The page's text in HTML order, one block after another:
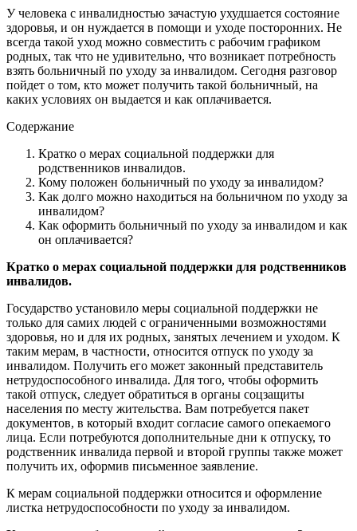
У человека с инвалидностью зачастую ухудшается состояние
здоровья, и он нуждается в помощи и уходе посторонних. Не
всегда такой уход можно совместить с рабочим графиком
родных, так что не удивительно, что возникает потребность
взять больничный по уходу за инвалидом. Сегодня разговор
пойдет о том, кто может получить такой больничный, на
каких условиях он выдается и как оплачивается.
Содержание
Кратко о мерах социальной поддержки для
родственников инвалидов.
Кому положен больничный по уходу за инвалидом?
Как долго можно находиться на больничном по уходу за
инвалидом?
Как оформить больничный по уходу за инвалидом и как
он оплачивается?
Кратко о мерах социальной поддержки для родственников
инвалидов.
Государство установило меры социальной поддержки не
только для самих людей с ограниченными возможностями
здоровья, но и для их родных, занятых лечением и уходом. К
таким мерам, в частности, относится отпуск по уходу за
инвалидом. Получить его может законный представитель
нетрудоспособного инвалида. Для того, чтобы оформить
такой отпуск, следует обратиться в органы соцзащиты
населения по месту жительства. Вам потребуется пакет
документов, в который входит согласие самого опекаемого
лица. Если потребуются дополнительные дни к отпуску, то
родственник инвалида первой и второй группы также может
получить их, оформив письменное заявление.
К мерам социальной поддержки относится и оформление
листка нетрудоспособности по уходу за инвалидом.